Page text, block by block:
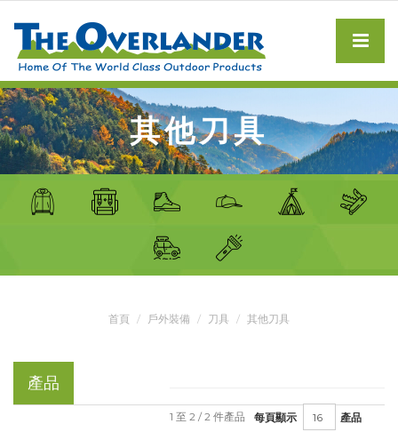
其他刀具
首頁 戶外裝備 刀具 其他刀具
產品
每頁顯示 產品
1 至 2 / 2 件產品